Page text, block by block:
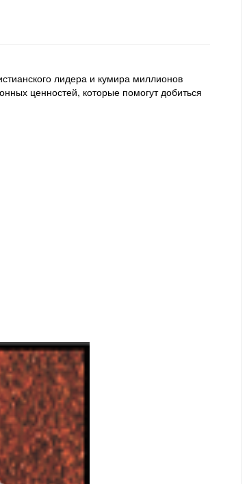
лидера и кумира миллионов
ценностей, которые помогут добиться